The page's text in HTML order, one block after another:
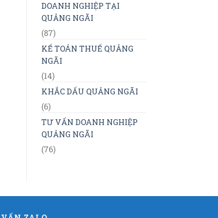
DOANH NGHIỆP TẠI
QUẢNG NGÃI
(87)
KẾ TOÁN THUẾ QUẢNG
NGÃI
(14)
KHẮC DẤU QUẢNG NGÃI
(6)
TƯ VẤN DOANH NGHIỆP
QUẢNG NGÃI
(76)